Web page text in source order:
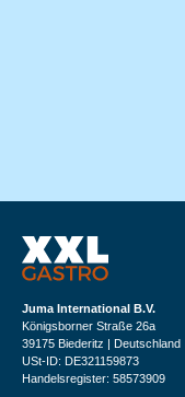
Juma International B.V.
Königsborner Straße 26a
39175 Biederitz | Deutschland
USt-ID: DE321159873
Handelsregister: 58573909